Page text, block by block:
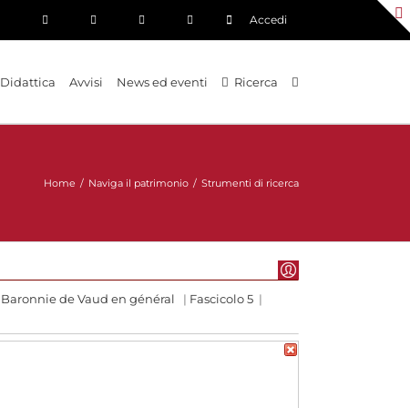
Accedi
Didattica Avvisi News ed eventi Ricerca
Home / Naviga il patrimonio / Strumenti di ricerca
Baronnie de Vaud en général | Fascicolo 5 |